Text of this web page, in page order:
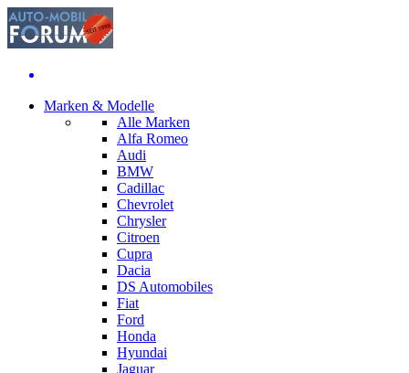
Marken & Modelle
Alle Marken
Alfa Romeo
Audi
BMW
Cadillac
Chevrolet
Chrysler
Citroen
Cupra
Dacia
DS Automobiles
Fiat
Ford
Honda
Hyundai
Jaguar